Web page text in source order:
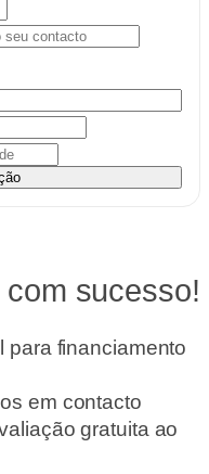
sucesso!
para financiamento
em contacto
gratuita ao